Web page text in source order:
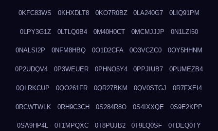
0KFC83WS 0KHXDLT8 0KO7R0BZ 0LA240G7 0LIQ91PM
0LPY3G1Z 0LTLQ0B4 0M40H0CT 0MCMJJJP 0N1LZI50
0NALSI2P 0NFM8HBQ 0O1D2CFA 0O3VCZC0 0OY5HHNM
0P2UDQV4 0P3WEUER 0PHNO5Y4 0PPJIUB7 0PUMEZB4
0QLRKCUP 0QO261FR 0QR27BKM 0QV0STGJ 0R7FXEI4
0RCWTWLK 0RH9C3CH 0S284R8O 0S4IXXQE 0S9E2KPP
0SA9HP4L 0T1MPQXC 0T8PUJB2 0T9LQ0SF 0TDEQ0TY